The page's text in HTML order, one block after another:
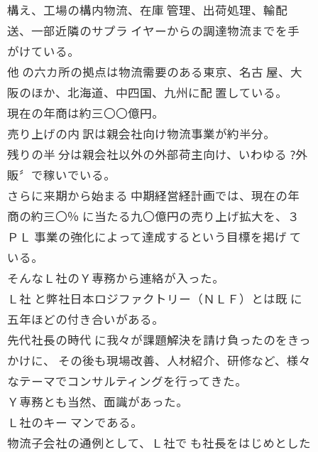
構え、工場の構内物流、在庫 管理、出荷処理、輸配
送、一部近隣のサプラ イヤーからの調達物流までを手
がけている。
他 の六カ所の拠点は物流需要のある東京、名古 屋、大
阪のほか、北海道、中四国、九州に配 置している。
現在の年商は約三〇〇億円。
売り上げの内 訳は親会社向け物流事業が約半分。
残りの半 分は親会社以外の外部荷主向け、いわゆる ?外
販〞で稼いでいる。
さらに来期から始まる 中期経営経計画では、現在の年
商の約三〇％ に当たる九〇億円の売り上げ拡大を、３
ＰＬ 事業の強化によって達成するという目標を掲げ て
いる。
そんなＬ社のＹ専務から連絡が入った。
Ｌ社 と弊社日本ロジファクトリー（ＮＬＦ）とは既 に
五年ほどの付き合いがある。
先代社長の時代 に我々が課題解決を請け負ったのをきっ
かけに、 その後も現場改善、人材紹介、研修など、様々
なテーマでコンサルティングを行ってきた。
Ｙ専務とも当然、面識があった。
Ｌ社のキー マンである。
物流子会社の通例として、Ｌ社で も社長をはじめとした